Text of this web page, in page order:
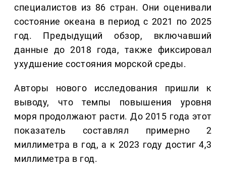
специалистов из 86 стран. Они оценивали
состояние океана в период с 2021 по 2025
год. Предыдущий обзор, включавший
данные до 2018 года, также фиксировал
ухудшение состояния морской среды.
Авторы нового исследования пришли к
выводу, что темпы повышения уровня
моря продолжают расти. До 2015 года этот
показатель составлял примерно 2
миллиметра в год, а к 2023 году достиг 4,3
миллиметра в год.